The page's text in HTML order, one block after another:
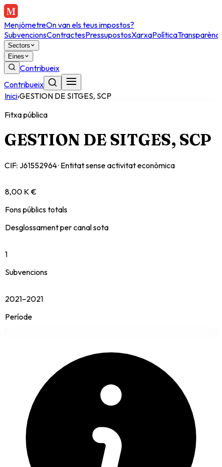
MenjòmetreOn van els teus impostos?
SubvencionsContractesPressupostosXarxaPolítica
Sectors
Eines
Contribueix
Contribueix
Inici›GESTION DE SITGES, SCP
Fitxa pública
GESTION DE SITGES, SCP
CIF: J61552964· Entitat sense activitat econòmica
8,00 K €
Fons públics totals
Desglossament per canal sota
1
Subvencions
2021–2021
Període